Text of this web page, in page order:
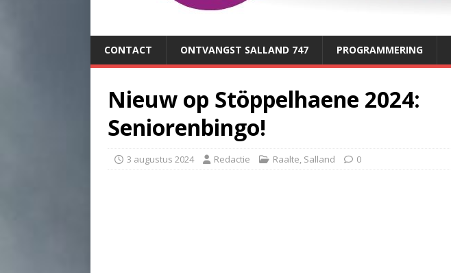
CONTACT ONTVANGST SALLAND 747 PROGRAMMERING
Nieuw op Stöppelhaene 2024:
Seniorenbingo!
3 augustus 2024 Redactie Raalte, Salland 0